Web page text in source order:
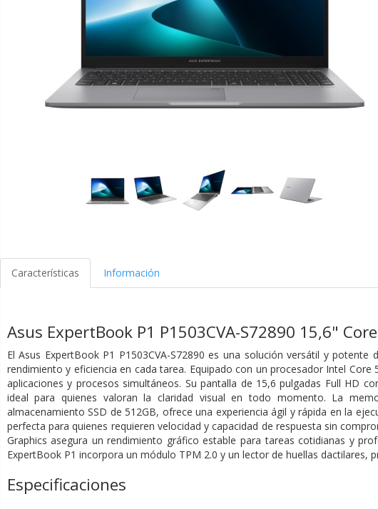
Características Información
Asus ExpertBook P1 P1503CVA-S72890 15,6"
El Asus ExpertBook P1 P1503CVA-S72890 es una solución versátil y
rendimiento y eficiencia en cada tarea. Equipado con un procesador Intel
aplicaciones y procesos simultáneos. Su pantalla de 15,6 pulgadas Full HD
ideal para quienes valoran la claridad visual en todo momento. La
almacenamiento SSD de 512GB, ofrece una experiencia ágil y rápida en la
perfecta para quienes requieren velocidad y capacidad de respuesta sin
Graphics asegura un rendimiento gráfico estable para tareas cotidianas y
ExpertBook P1 incorpora un módulo TPM 2.0 y un lector de huellas
Especificaciones